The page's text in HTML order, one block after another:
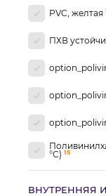
300-2790
PVC, желтая
ПХВ
°C) 15
ВНУТРЕННЯЯ